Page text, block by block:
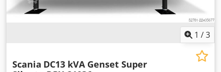
1 /3
Scania DC13 kVA Genset Super